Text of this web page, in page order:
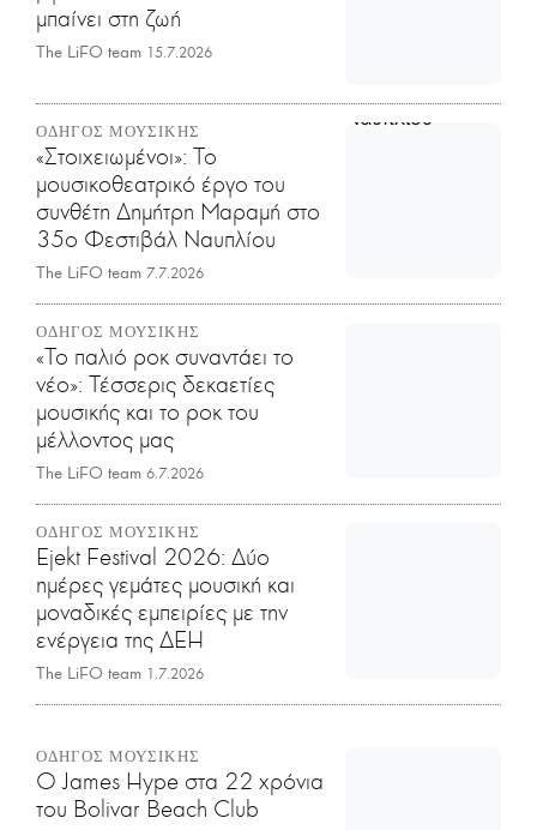
μπαίνει στη ζωή
The LiFO team 15.7.2026
ΟΔΗΓΟΣ ΜΟΥΣΙΚΗΣ
«Στοιχειωμένοι»: Το
μουσικοθεατρικό έργο του
συνθέτη Δημήτρη Μαραμή στο
35ο Φεστιβάλ Ναυπλίου
The LiFO team 7.7.2026
ΟΔΗΓΟΣ ΜΟΥΣΙΚΗΣ
«Το παλιό ροκ συναντάει το
νέο»: Τέσσερις δεκαετίες
μουσικής και το ροκ του
μέλλοντος μας
The LiFO team 6.7.2026
ΟΔΗΓΟΣ ΜΟΥΣΙΚΗΣ
Ejekt Festival 2026: Δύο
ημέρες γεμάτες μουσική και
μοναδικές εμπειρίες με την
ενέργεια της ΔΕΗ
The LiFO team 1.7.2026
ΟΔΗΓΟΣ ΜΟΥΣΙΚΗΣ
Ο James Hype στα 22 χρόνια
του Bolivar Beach Club